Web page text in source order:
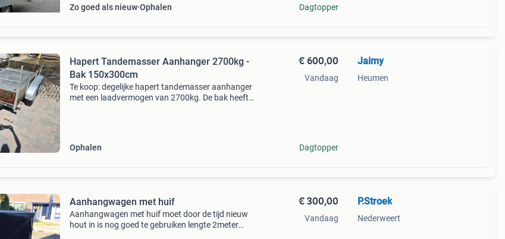
Zo goed als nieuw Ophalen Dagtopper
Hapert Tandemasser Aanhanger 2700kg -
Bak 150x300cm
Te koop: degelijke hapert tandemasser aanhanger
met een laadvermogen van 2700kg. De bak heeft
Ophalen
€ 600,00
Vandaag
Dagtopper
Jaimy
Heumen
Aanhangwagen met huif
Aanhangwagen met huif moet door de tijd nieuw
hout in is nog goed te gebruiken lengte 2meter
€ 300,00
Vandaag
P.Stroek
Nederweert